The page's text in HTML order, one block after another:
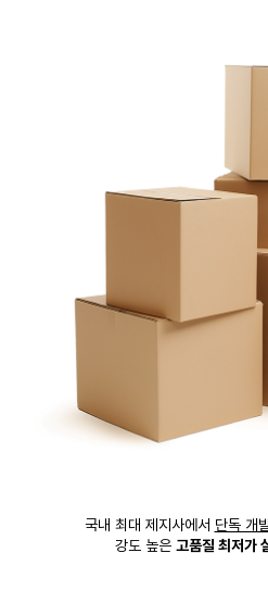
국내 최대 제지사에서 단독 개
강도 높은 고품질 최저가